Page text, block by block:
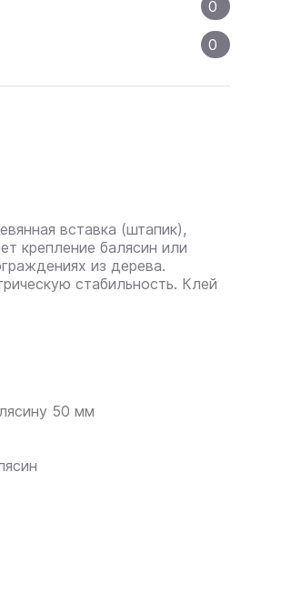
0
0
вставка (штапик),
крепление балясин или
из дерева.
стабильность. Клей
50 мм